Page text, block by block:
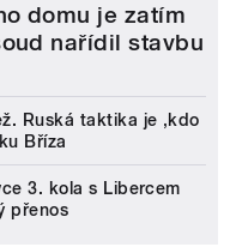
domu je zatím
nařídil stavbu
Ruská taktika je ‚kdo
Bříza
3. kola s Libercem
přenos